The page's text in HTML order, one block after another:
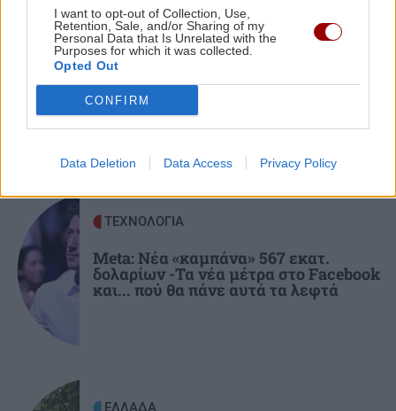
I want to opt-out of Collection, Use,
Retention, Sale, and/or Sharing of my
Personal Data that Is Unrelated with the
Purposes for which it was collected.
Opted Out
CONFIRM
Data Deletion Data Access Privacy Policy
στο πρόσωπο
ΚΡΗΤΗ
Κρήτη: Ξάπλωσε να κάνει ηλιοθεραπεία και
πέθανε!
11:51
ΠΟΛΙΤΙΚΟ ΠΑΡΑΣΚΗΝΙΟ
Σαμαρά – Ποιοι βρέθηκαν στο πλευρό του
πατέρα της
ΠΕΡΙΕΡΓΑ - ΠΑΡΑΞΕΝΑ
Ζευγάρι σε παρεκκλήσι, 100 ευρώ από
τον ιερέα και μια απρόσμενη
κατάληξη
ΤΕΧΝΟΛΟΓΙΑ
Meta: Νέα «καμπάνα» 567 εκατ.
δολαρίων -Τα νέα μέτρα στο Facebook
και... πού θα πάνε αυτά τα λεφτά
ΕΛΛΑΔΑ